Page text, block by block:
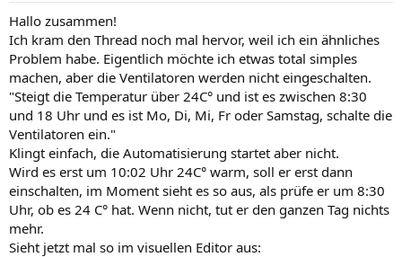
Hallo zusammen!
Ich kram den Thread noch mal hervor, weil ich ein ähnliches
Problem habe. Eigentlich möchte ich etwas total simples
machen, aber die Ventilatoren werden nicht eingeschalten.
"Steigt die Temperatur über 24C° und ist es zwischen 8:30
und 18 Uhr und es ist Mo, Di, Mi, Fr oder Samstag, schalte die
Ventilatoren ein."
Klingt einfach, die Automatisierung startet aber nicht.
Wird es erst um 10:02 Uhr 24C° warm, soll er erst dann
einschalten, im Moment sieht es so aus, als prüfe er um 8:30
Uhr, ob es 24 C° hat. Wenn nicht, tut er den ganzen Tag nichts
mehr.
Sieht jetzt mal so im visuellen Editor aus: